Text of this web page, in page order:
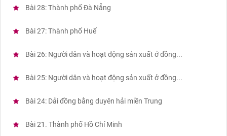
Bài 28: Thành phố Đà Nẵng
Bài 27: Thành phố Huế
Bài 26: Người dân và hoạt động sản xuất ở đồng...
Bài 25: Người dân và hoạt động sản xuất ở đồng...
Bài 24: Dải đồng bằng duyên hải miền Trung
Bài 21. Thành phố Hồ Chí Minh